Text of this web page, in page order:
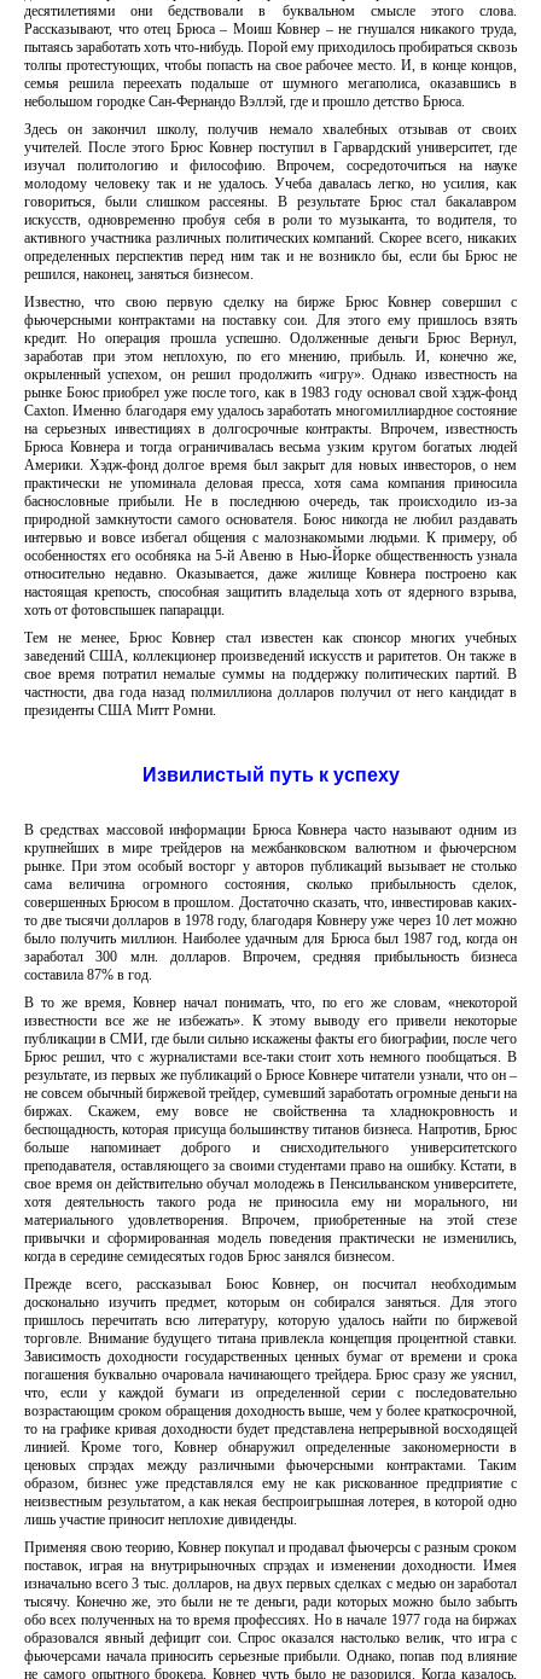
десятилетиями они бедствовали в буквальном смысле этого слова.
Рассказывают, что отец Брюса – Моиш Ковнер – не гнушался никакого труда,
пытаясь заработать хоть что-нибудь. Порой ему приходилось пробираться сквозь
толпы протестующих, чтобы попасть на свое рабочее место. И, в конце концов,
семья решила переехать подальше от шумного мегаполиса, оказавшись в
небольшом городке Сан-Фернандо Вэллэй, где и прошло детство Брюса.
Здесь он закончил школу, получив немало хвалебных отзывав от своих
учителей. После этого Брюс Ковнер поступил в Гарвардский университет, где
изучал политологию и философию. Впрочем, сосредоточиться на науке
молодому человеку так и не удалось. Учеба давалась легко, но усилия, как
говориться, были слишком рассеяны. В результате Брюс стал бакалавром
искусств, одновременно пробуя себя в роли то музыканта, то водителя, то
активного участника различных политических компаний. Скорее всего, никаких
определенных перспектив перед ним так и не возникло бы, если бы Брюс не
решился, наконец, заняться бизнесом.
Известно, что свою первую сделку на бирже Брюс Ковнер совершил с
фьючерсными контрактами на поставку сои. Для этого ему пришлось взять
кредит. Но операция прошла успешно. Одолженные деньги Брюс Вернул,
заработав при этом неплохую, по его мнению, прибыль. И, конечно же,
окрыленный успехом, он решил продолжить «игру». Однако известность на
рынке Боюс приобрел уже после того, как в 1983 году основал свой хэдж-фонд
Caxton. Именно благодаря ему удалось заработать многомиллиардное состояние
на серьезных инвестициях в долгосрочные контракты. Впрочем, известность
Брюса Ковнера и тогда ограничивалась весьма узким кругом богатых людей
Америки. Хэдж-фонд долгое время был закрыт для новых инвесторов, о нем
практически не упоминала деловая пресса, хотя сама компания приносила
баснословные прибыли. Не в последнюю очередь, так происходило из-за
природной замкнутости самого основателя. Боюс никогда не любил раздавать
интервью и вовсе избегал общения с малознакомыми людьми. К примеру, об
особенностях его особняка на 5-й Авеню в Нью-Йорке общественность узнала
относительно недавно. Оказывается, даже жилище Ковнера построено как
настоящая крепость, способная защитить владельца хоть от ядерного взрыва,
хоть от фотовспышек папарацци.
Тем не менее, Брюс Ковнер стал известен как спонсор многих учебных
заведений США, коллекционер произведений искусств и раритетов. Он также в
свое время потратил немалые суммы на поддержку политических партий. В
частности, два года назад полмиллиона долларов получил от него кандидат в
президенты США Митт Ромни.
Извилистый путь к успеху
В средствах массовой информации Брюса Ковнера часто называют одним из
крупнейших в мире трейдеров на межбанковском валютном и фьючерсном
рынке. При этом особый восторг у авторов публикаций вызывает не столько
сама величина огромного состояния, сколько прибыльность сделок,
совершенных Брюсом в прошлом. Достаточно сказать, что, инвестировав каких-
то две тысячи долларов в 1978 году, благодаря Ковнеру уже через 10 лет можно
было получить миллион. Наиболее удачным для Брюса был 1987 год, когда он
заработал 300 млн. долларов. Впрочем, средняя прибыльность бизнеса
составила 87% в год.
В то же время, Ковнер начал понимать, что, по его же словам, «некоторой
известности все же не избежать». К этому выводу его привели некоторые
публикации в СМИ, где были сильно искажены факты его биографии, после чего
Брюс решил, что с журналистами все-таки стоит хоть немного пообщаться. В
результате, из первых же публикаций о Брюсе Ковнере читатели узнали, что он –
не совсем обычный биржевой трейдер, сумевший заработать огромные деньги на
биржах. Скажем, ему вовсе не свойственна та хладнокровность и
беспощадность, которая присуща большинству титанов бизнеса. Напротив, Брюс
больше напоминает доброго и снисходительного университетского
преподавателя, оставляющего за своими студентами право на ошибку. Кстати, в
свое время он действительно обучал молодежь в Пенсильванском университете,
хотя деятельность такого рода не приносила ему ни морального, ни
материального удовлетворения. Впрочем, приобретенные на этой стезе
привычки и сформированная модель поведения практически не изменились,
когда в середине семидесятых годов Брюс занялся бизнесом.
Прежде всего, рассказывал Боюс Ковнер, он посчитал необходимым
досконально изучить предмет, которым он собирался заняться. Для этого
пришлось перечитать всю литературу, которую удалось найти по биржевой
торговле. Внимание будущего титана привлекла концепция процентной ставки.
Зависимость доходности государственных ценных бумаг от времени и срока
погашения буквально очаровала начинающего трейдера. Брюс сразу же уяснил,
что, если у каждой бумаги из определенной серии с последовательно
возрастающим сроком обращения доходность выше, чем у более краткосрочной,
то на графике кривая доходности будет представлена непрерывной восходящей
линией. Кроме того, Ковнер обнаружил определенные закономерности в
ценовых спрэдах между различными фьючерсными контрактами. Таким
образом, бизнес уже представлялся ему не как рискованное предприятие с
неизвестным результатом, а как некая беспроигрышная лотерея, в которой одно
лишь участие приносит неплохие дивиденды.
Применяя свою теорию, Ковнер покупал и продавал фьючерсы с разным сроком
поставок, играя на внутрирыночных спрэдах и изменении доходности. Имея
изначально всего 3 тыс. долларов, на двух первых сделках с медью он заработал
тысячу. Конечно же, это были не те деньги, ради которых можно было забыть
обо всех полученных на то время профессиях. Но в начале 1977 года на биржах
образовался явный дефицит сои. Спрос оказался настолько велик, что игра с
фьючерсами начала приносить серьезные прибыли. Однако, попав под влияние
не самого опытного брокера, Ковнер чуть было не разорился. Когда казалось,